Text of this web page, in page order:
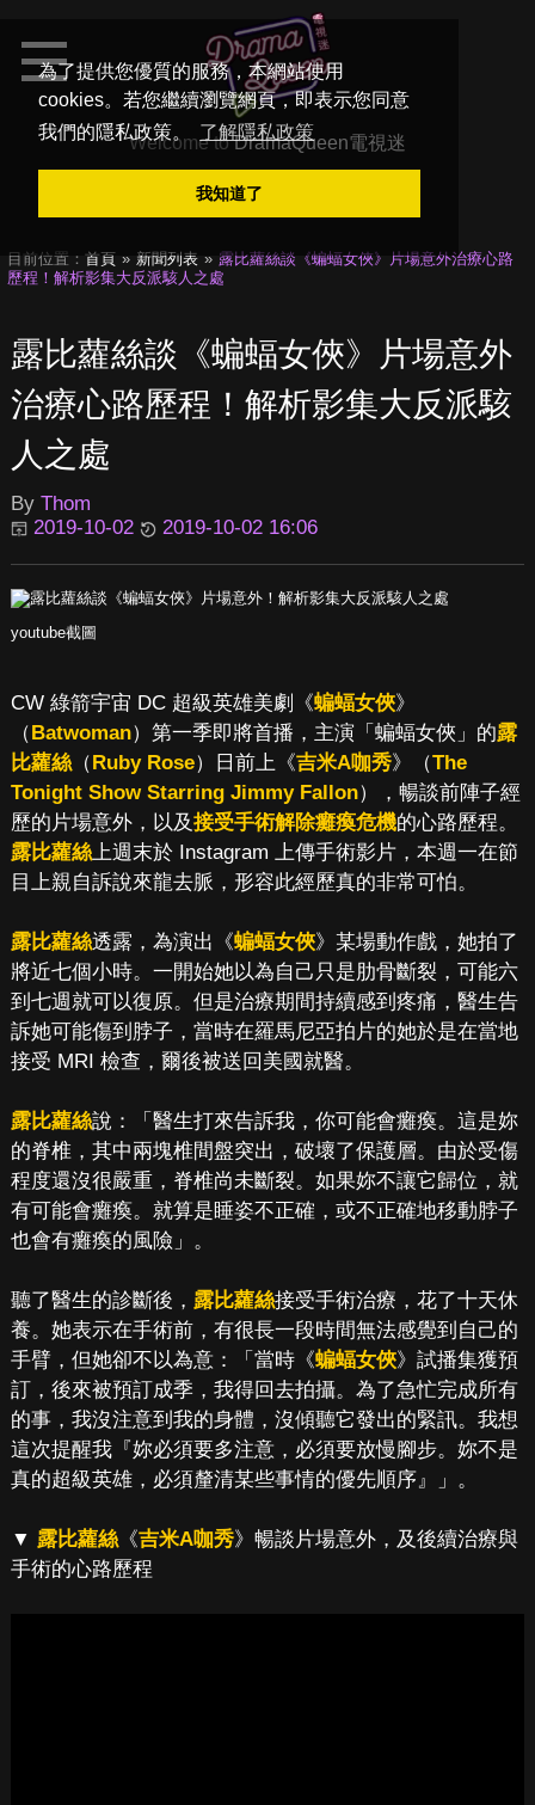
為了提供您優質的服務，本網站使用
cookies。若您繼續瀏覽網頁，即表示您同意
我們的隱私政策。
了解隱私政策
我知道了
Welcome toDramaQueen電視迷
目前位置： 首頁 新聞列表
露比蘿絲談《蝙蝠女俠》片場意外治療心路
歷程！解析影集大反派駭人之處
露比蘿絲談《蝙蝠女俠》片場意外
治療心路歷程！解析影集大反派駭
人之處
By Thom
2019-10-02
2019-10-02 16:06
youtube截圖
CW 綠箭宇宙 DC 超級英雄美劇《蝙蝠女俠》
（Batwoman）第一季即將首播，主演「蝙蝠女俠」的露
比蘿絲（Ruby Rose）日前上《吉米A咖秀》（The
Tonight Show Starring Jimmy Fallon），暢談前陣子經
歷的片場意外，以及接受手術解除癱瘓危機的心路歷程。
露比蘿絲上週末於 Instagram 上傳手術影片，本週一在節
目上親自訴說來龍去脈，形容此經歷真的非常可怕。
露比蘿絲透露，為演出《蝙蝠女俠》某場動作戲，她拍了
將近七個小時。一開始她以為自己只是肋骨斷裂，可能六
到七週就可以復原。但是治療期間持續感到疼痛，醫生告
訴她可能傷到脖子，當時在羅馬尼亞拍片的她於是在當地
接受 MRI 檢查，爾後被送回美國就醫。
露比蘿絲說：「醫生打來告訴我，你可能會癱瘓。這是妳
的脊椎，其中兩塊椎間盤突出，破壞了保護層。由於受傷
程度還沒很嚴重，脊椎尚未斷裂。如果妳不讓它歸位，就
有可能會癱瘓。就算是睡姿不正確，或不正確地移動脖子
也會有癱瘓的風險」。
聽了醫生的診斷後， 露比蘿絲接受手術治療，花了十天休
養。她表示在手術前，有很長一段時間無法感覺到自己的
手臂，但她卻不以為意：「當時《蝙蝠女俠》試播集獲預
訂，後來被預訂成季，我得回去拍攝。為了急忙完成所有
的事，我沒注意到我的身體，沒傾聽它發出的緊訊。我想
這次提醒我『妳必須要多注意，必須要放慢腳步。妳不是
真的超級英雄，必須釐清某些事情的優先順序』」。
▼ 露比蘿絲《吉米A咖秀》暢談片場意外，及後續治療與
手術的心路歷程